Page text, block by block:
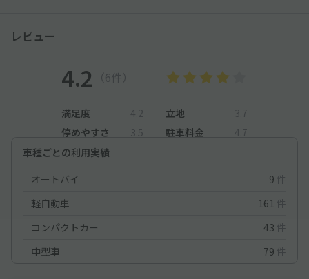
レビュー
4.2 （6件）
満足度 4.2 立地
3.7
停めやすさ
3.5 駐車料金
4.7
車種ごとの利用実績
オートバイ
9 件
軽自動車
161 件
コンパクトカー
43 件
中型車
79 件